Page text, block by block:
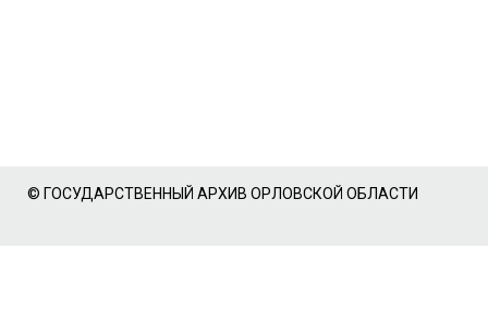
© ГОСУДАРСТВЕННЫЙ АРХИВ ОРЛОВСКОЙ ОБЛАСТИ